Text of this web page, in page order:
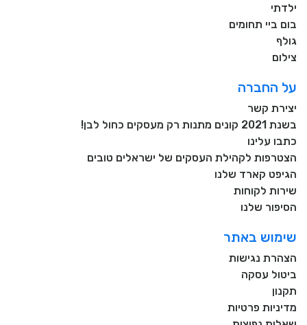
ילדתי
בום ביי תחומים
גולף
צילום
על החברה
יצירת קשר
בשנת 2021 קונים מתנות רק מעסקים כחול לבן!
כתבו עלינו
הצטרפות לקהילת העסקים של ישראלים טובים
הגיפט קארד שלנו
שירות לקוחות
הסיפור שלנו
שימוש באתר
הצהרת נגישות
ביטול עסקה
תקנון
מדיניות פרטיות